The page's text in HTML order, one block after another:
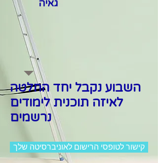
גאיה
השבוע נקבל יחד החלטה
לאיזה תוכנית לימודים
נרשמים
קישור לטופסי הרישום לאוניברסיטה שלך